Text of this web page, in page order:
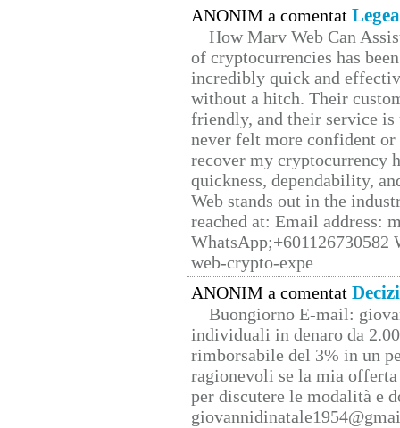
ANONIM a comentat
How Marv Web Can
of cryptocurrencies has
incredibly quick and
without a hitch. Their
friendly, and their service
never felt more confident
recover my cryptocurrency
quickness, dependability,
Web stands out in the
reached at: Email address:
web-crypto-expe
ANONIM a comentat
Buongiorno E-mail:
individuali in denaro da
rimborsabile del 3% in un
ragionevoli se la mia
per discutere le modalità e